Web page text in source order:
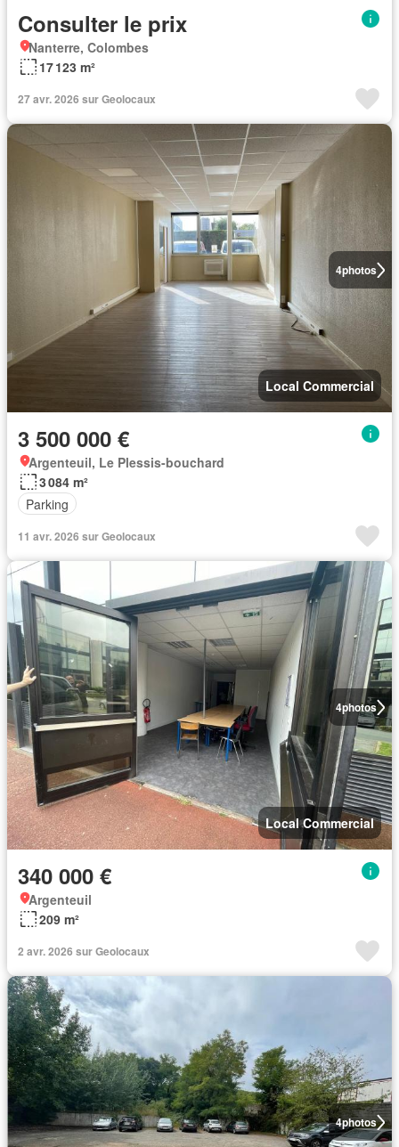
Consulter le prix
Nanterre, Colombes
17 123 m²
27 avr. 2026 sur Geolocaux
4photos
Local Commercial
3 500 000 €
Argenteuil, Le Plessis-bouchard
3 084 m²
Parking
11 avr. 2026 sur Geolocaux
4photos
Local Commercial
340 000 €
Argenteuil
209 m²
2 avr. 2026 sur Geolocaux
4photos